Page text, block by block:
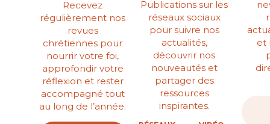
Recevez
régulièrement nos
revues
chrétiennes pour
nourrir votre foi,
approfondir votre
réflexion et rester
accompagné tout
au long de l’année.
Publications sur les
réseaux sociaux
pour suivre nos
actualités,
découvrir nos
nouveautés et
partager des
ressources
inspirantes.
et